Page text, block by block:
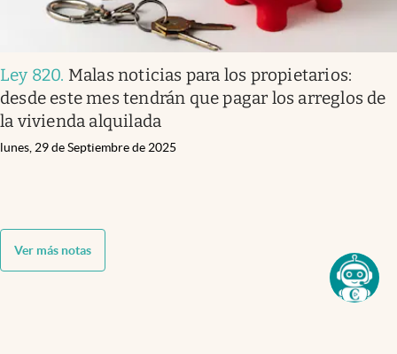
Ley 820. Malas noticias para los propietarios:
desde este mes tendrán que pagar los arreglos de
la vivienda alquilada
lunes, 29 de Septiembre de 2025
Ver más notas